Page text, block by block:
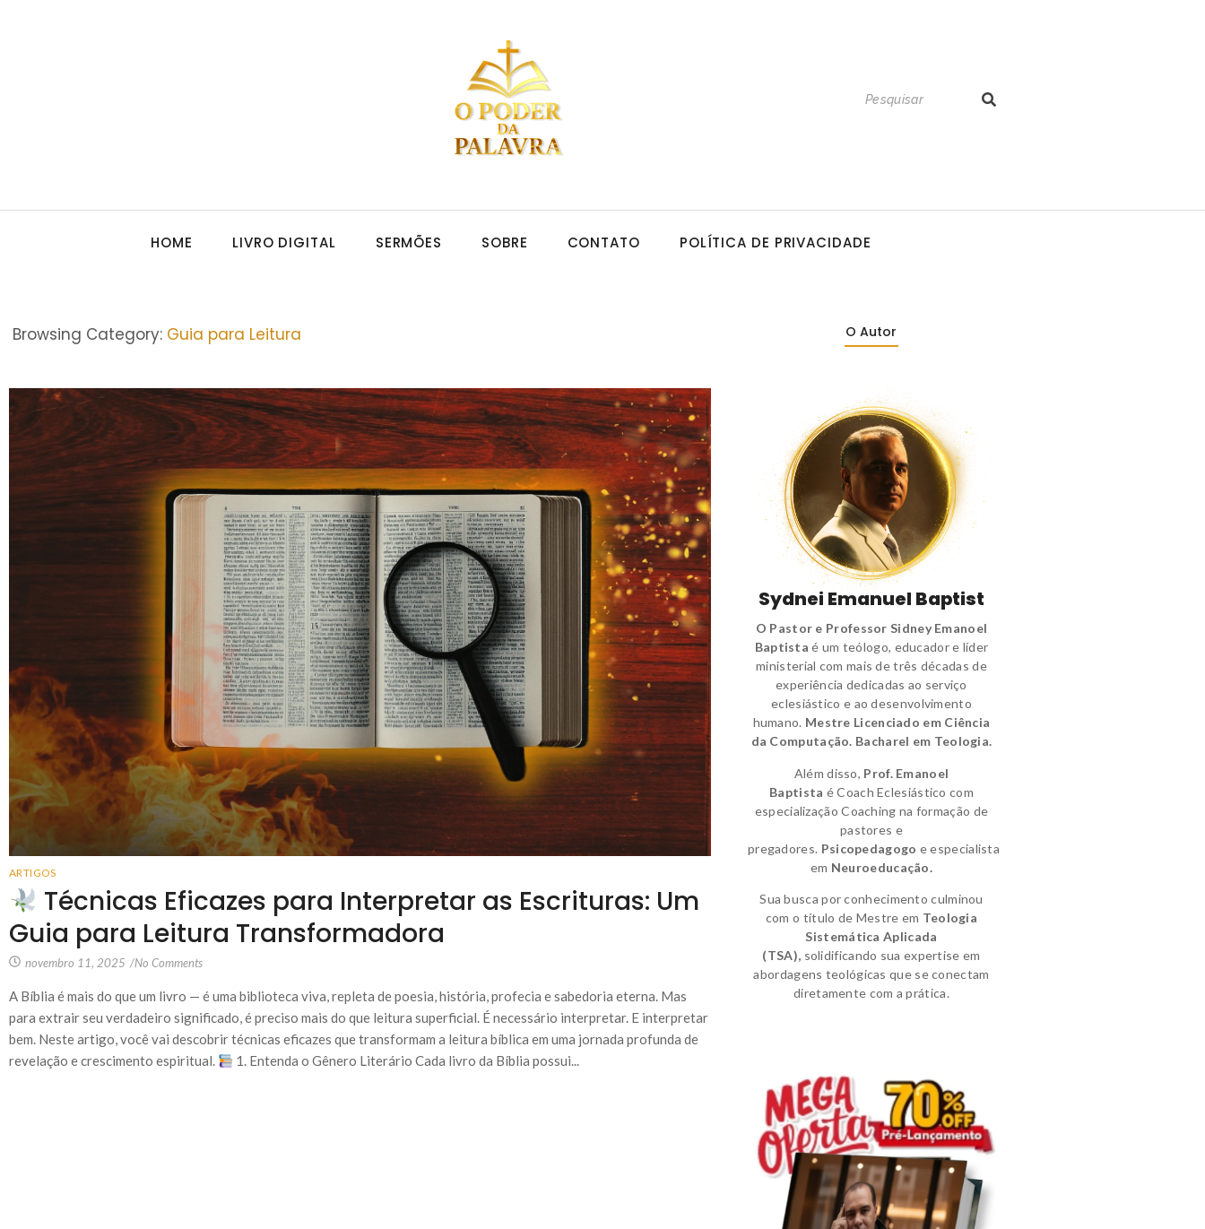
HOME LIVRO DIGITAL SERMÕES SOBRE CONTATO POLÍTICA DE PRIVACIDADE
Browsing Category: Guia para Leitura
ARTIGOS
Técnicas Eficazes para Interpretar as Escrituras: Um
Guia para Leitura Transformadora
novembro 11, 2025 /No Comments
A Bíblia é mais do que um livro — é uma biblioteca viva, repleta de poesia, história, profecia e sabedoria eterna. Mas
para extrair seu verdadeiro significado, é preciso mais do que leitura superficial. É necessário interpretar. E interpretar
bem. Neste artigo, você vai descobrir técnicas eficazes que transformam a leitura bíblica em uma jornada profunda de
revelação e crescimento espiritual.
1. Entenda o Gênero Literário Cada livro da Bíblia possui...
O Autor
Sydnei Emanuel Baptist
O Pastor e Professor Sidney Emanoel
Baptista é um teólogo, educador e líder
ministerial com mais de três décadas de
experiência dedicadas ao serviço
eclesiástico e ao desenvolvimento
humano. Mestre Licenciado em Ciência
da Computação. Bacharel em Teologia.
Além disso, Prof. Emanoel
Baptista éCoach Eclesiástico com
especialização Coaching na formação de
pastores e
pregadores. Psicopedagogo eespecialista
em Neuroeducação.
Sua busca por conhecimento culminou
com o título de Mestre em Teologia
Sistemática Aplicada
(TSA), solidificando sua expertise em
abordagens teológicas que se conectam
diretamente com a prática.